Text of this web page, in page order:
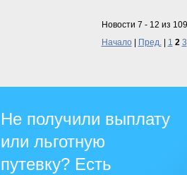
Новости 7 - 12 из
Начало| Пред.| 1 2 3
Не получили выплату
или льготную
путевку? Есть